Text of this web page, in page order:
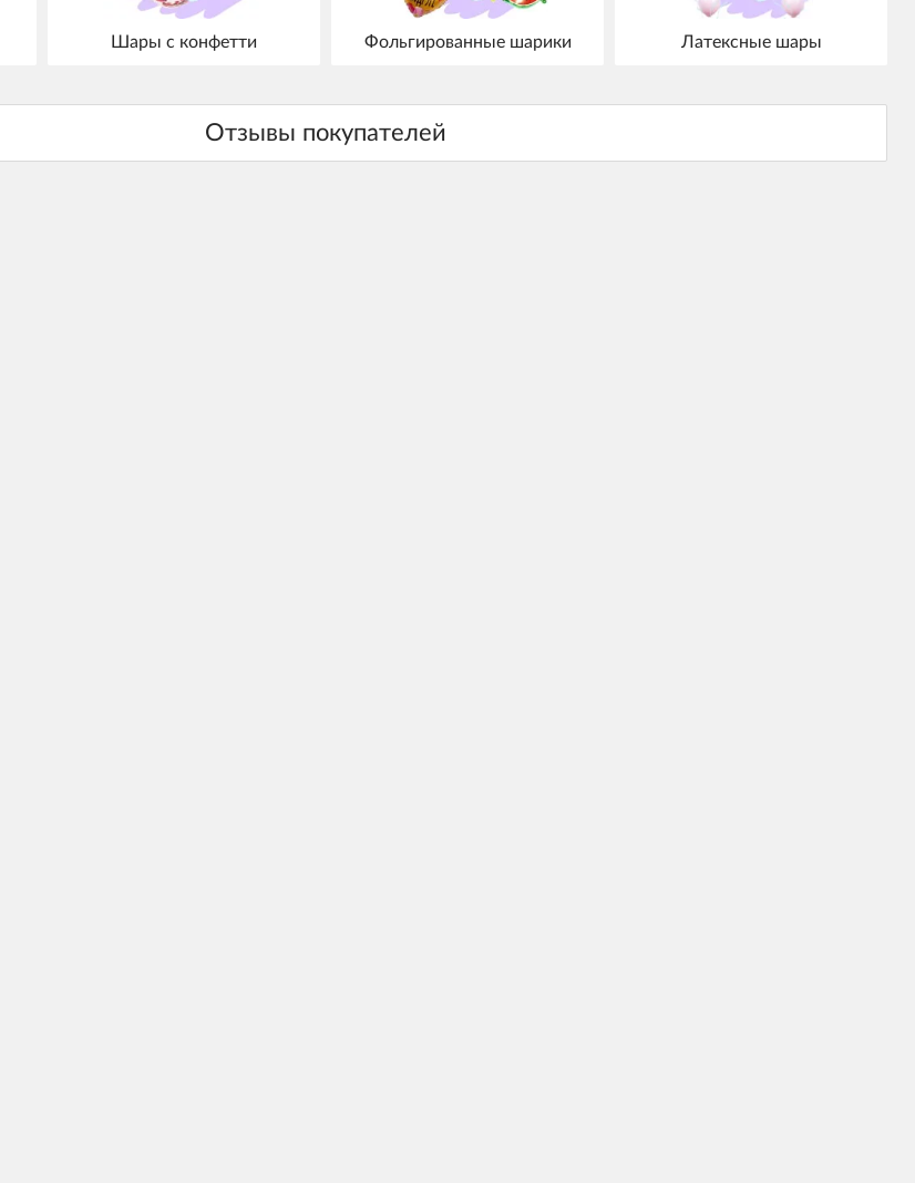
Шары с конфетти Фольгированные шарики Латексные шары